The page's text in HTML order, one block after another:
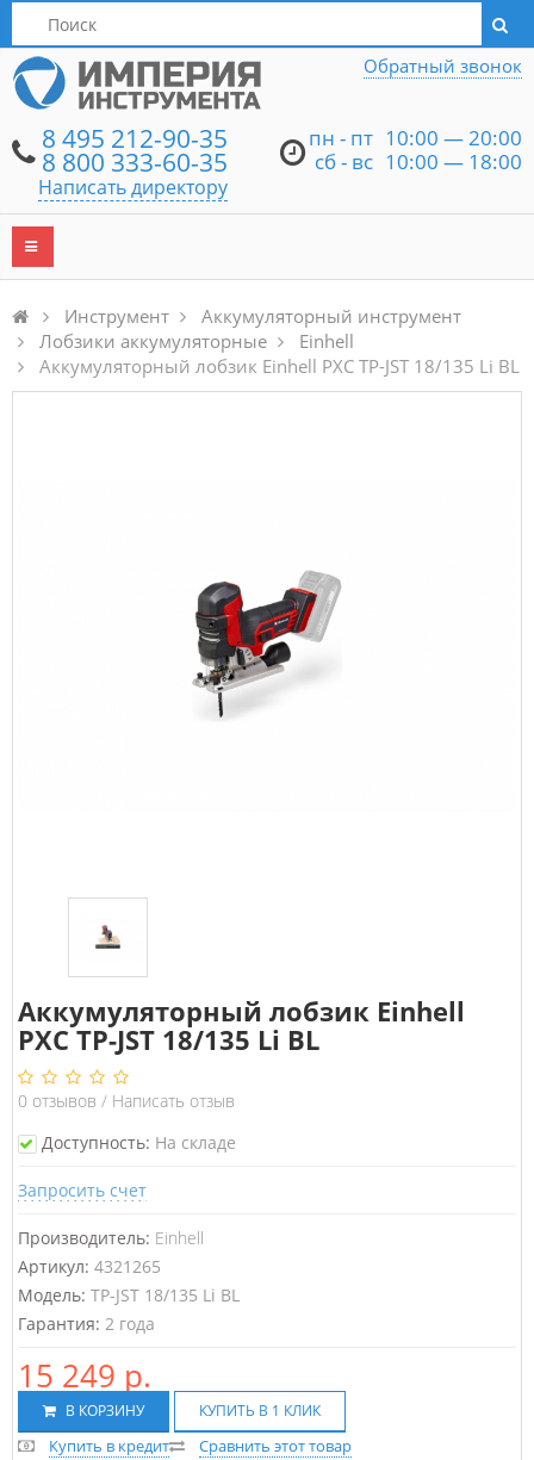
Написать директору
8 495 212-90-35
8 800 333-60-35
Написать директору
пн - пт 10:00 — 20:00
сб - вс 10:00 — 18:00
Обратный звонок
Инструмент
Аккумуляторный инструмент
Лобзики аккумуляторные
Einhell
Аккумуляторный лобзик Einhell PXC TP-JST 18/135 Li BL
Аккумуляторный лобзик Einhell
PXC TP-JST 18/135 Li BL
0 отзывов / Написать отзыв
Доступность: На складе
Запросить счет
Производитель: Einhell
Артикул: 4321265
Модель: TP-JST 18/135 Li BL
Гарантия: 2 года
15 249 р.
В КОРЗИНУ КУПИТЬ В 1 КЛИК
Купить в кредит Сравнить этот товар